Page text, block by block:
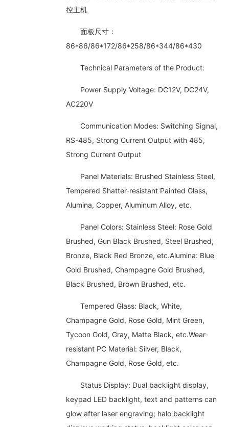
控主机
面板尺寸：
86*86/86*172/86*258/86*344/86*430
Technical Parameters of the Product:
Power Supply Voltage: DC12V, DC24V,
AC220V
Communication Modes: Switching Signal,
RS-485, Strong Current Output with 485,
Strong Current Output
Panel Materials: Brushed Stainless Steel,
Tempered Shatter-resistant Painted Glass,
Alumina, Copper, Aluminum Alloy, etc.
Panel Colors: Stainless Steel: Rose Gold
Brushed, Gun Black Brushed, Steel Brushed,
Bronze, Black Red Bronze, etc.Alumina: Blue
Gold Brushed, Champagne Gold Brushed,
Black Brushed, Brown Brushed, etc.
Tempered Glass: Black, White,
Champagne Gold, Rose Gold, Mint Green,
Tycoon Gold, Gray, Matte Black, etc.Wear-
resistant PC Material: Silver, Black,
Champagne Gold, Rose Gold, etc.
Status Display: Dual backlight display,
keypad LED backlight, text and patterns can
glow after laser engraving; halo backlight